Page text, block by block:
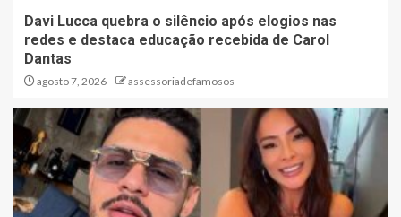
Davi Lucca quebra o silêncio após elogios nas
redes e destaca educação recebida de Carol
Dantas
agosto 7, 2026 assessoriadefamosos